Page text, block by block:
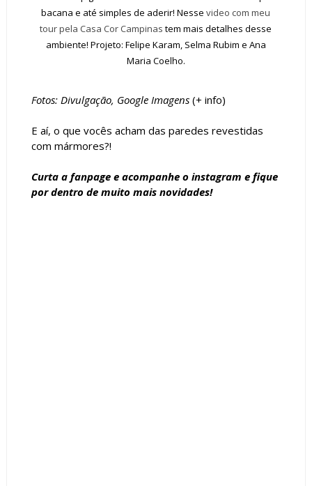
bacana e até simples de aderir! Nessevideo com meu
tour pela Casa Cor Campinas tem mais detalhes desse
ambiente! Projeto: Felipe Karam, Selma Rubim e Ana
Maria Coelho.
Fotos: Divulgação, Google Imagens(+ info)
E aí, o que vocês acham das paredes revestidas
com mármores?!
Curta a fanpagee acompanhe o instagram e fique
por dentro de muito mais novidades!